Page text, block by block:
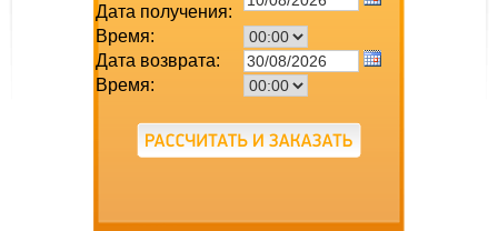
Дата получения:
Время:
Дата возврата:
Время: